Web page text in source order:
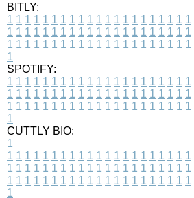
BITLY:
1 1 1 1 1 1 1 1 1 1 1 1 1 1 1 1 1 1 1 1 1
1 1 1 1 1 1 1 1 1 1 1 1 1 1 1 1 1 1 1 1 1
1 1 1 1 1 1 1 1 1 1 1 1 1 1 1 1 1 1 1 1 1
1
SPOTIFY:
1 1 1 1 1 1 1 1 1 1 1 1 1 1 1 1 1 1 1 1 1
1 1 1 1 1 1 1 1 1 1 1 1 1 1 1 1 1 1 1 1 1
1 1 1 1 1 1 1 1 1 1 1 1 1 1 1 1 1 1 1 1 1
1
CUTTLY BIO:
1
1 1 1 1 1 1 1 1 1 1 1 1 1 1 1 1 1 1 1 1 1
1 1 1 1 1 1 1 1 1 1 1 1 1 1 1 1 1 1 1 1 1
1 1 1 1 1 1 1 1 1 1 1 1 1 1 1 1 1 1 1 1 1
1